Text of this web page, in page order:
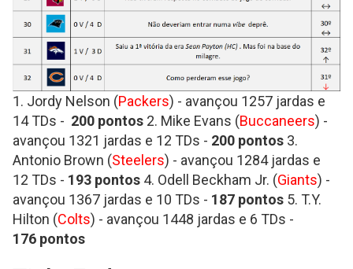
1. Jordy Nelson (Packers) - avançou 1257 jardas e
14 TDs - 200 pontos 2. Mike Evans (Buccaneers) -
avançou 1321 jardas e 12 TDs - 200 pontos 3.
Antonio Brown (Steelers) - avançou 1284 jardas e
12 TDs - 193 pontos 4. Odell Beckham Jr. (Giants) -
avançou 1367 jardas e 10 TDs - 187 pontos 5. T.Y.
Hilton (Colts) - avançou 1448 jardas e 6 TDs -
176 pontos